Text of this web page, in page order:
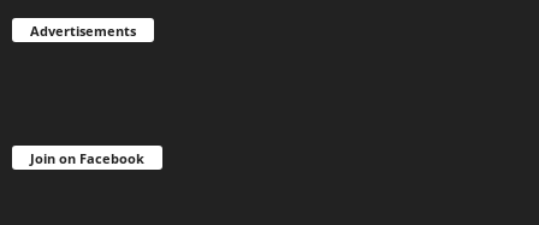
Advertisements
Join on Facebook